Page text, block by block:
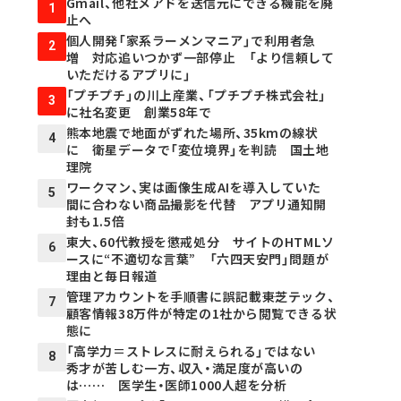
1
止へ
2
個人開発「家系ラーメンマニア」で利用者急
増 対応追いつかず一部停止 「より信頼して
いただけるアプリに」
3
「プチプチ」の川上産業、「プチプチ株式会社」
に社名変更 創業58年で
4
熊本地震で地面がずれた場所、35kmの線状
に 衛星データで「変位境界」を判読 国土地
理院
5
ワークマン、実は画像生成AIを導入していた
間に合わない商品撮影を代替 アプリ通知開
封も1.5倍
6
東大、60代教授を懲戒処分 サイトのHTMLソ
ースに“不適切な言葉” 「六四天安門」問題が
理由と毎日報道
7
管理アカウントを手順書に誤記載――東芝テック、
顧客情報38万件が特定の1社から閲覧できる状
態に
8
「高学力＝ストレスに耐えられる」ではない
秀才が苦しむ一方、収入・満足度が高いの
は…… 医学生・医師1000人超を分析